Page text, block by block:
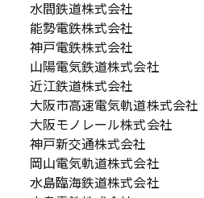
水間鉄道株式会社
能勢電鉄株式会社
神戸電鉄株式会社
山陽電気鉄道株式会社
近江鉄道株式会社
大阪市高速電気軌道株式会社
大阪モノレール株式会社
神戸新交通株式会社
岡山電気軌道株式会社
水島臨海鉄道株式会社